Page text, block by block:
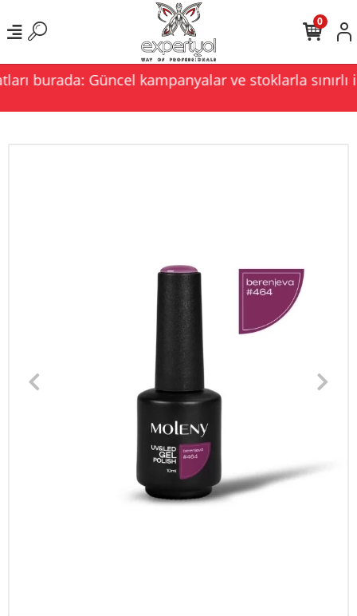
burada: Güncel kampanyalar ve stoklarla
0